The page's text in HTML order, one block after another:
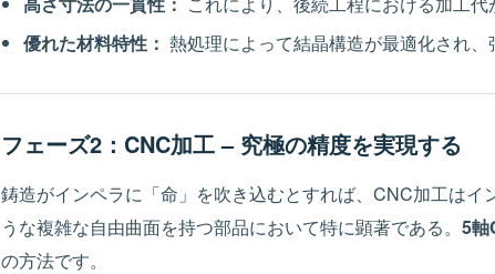
優れた材料特性： 熱処理によって結晶構造が最適化され、
フェーズ2：CNC加工 – 究極の精度を実現する
鋳造がインペラに「命」を吹き込むとすれば、CNC加工は
うな複雑な自由曲面を持つ部品において特に顕著である。 5軸
の方法です。